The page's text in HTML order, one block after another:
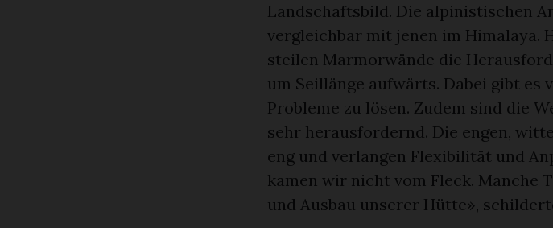
Landschaftsbild. Die alpinistischen
vergleichbar mit jenen im Himalaya.
steilen Marmorwände die
um Seillänge aufwärts. Dabei gibt es
Probleme zu lösen. Zudem sind die
sehr herausfordernd. Die engen,
eng und verlangen Flexibilität und
kamen wir nicht vom Fleck. Manche
und Ausbau unserer Hütte»,